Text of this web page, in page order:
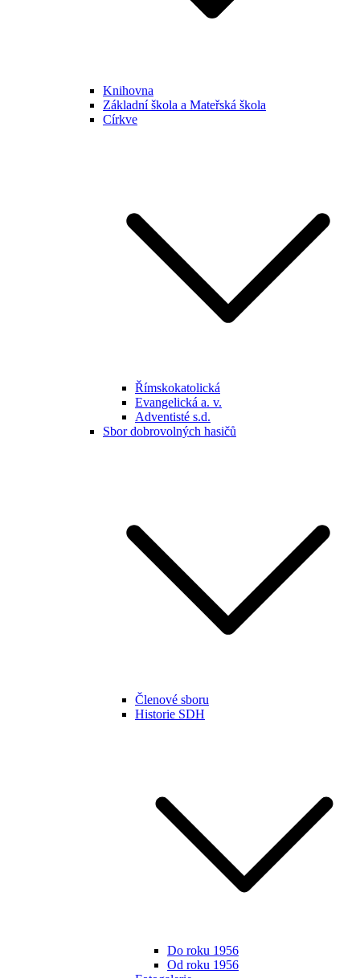
Knihovna
Základní škola a Mateřská škola
Církve
Římskokatolická
Evangelická a. v.
Adventisté s.d.
Sbor dobrovolných hasičů
Členové sboru
Historie SDH
Do roku 1956
Od roku 1956